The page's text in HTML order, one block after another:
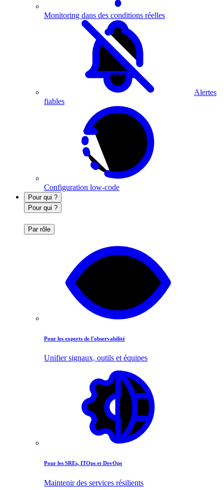
Monitoring dans des conditions réelles
Alertes
fiables
Configuration low-code
Pour qui ?
Pour qui ?
Par rôle
Pour les experts de l'observabilité
Unifier signaux, outils et équipes
Pour les SREs, ITOps et DevOps
Maintenir des services résilients